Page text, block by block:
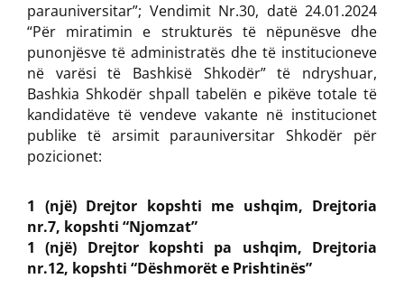
parauniversitar”; Vendimit Nr.30, datë 24.01.2024
“Për miratimin e strukturës të nëpunësve dhe
punonjësve të administratës dhe të institucioneve
në varësi të Bashkisë Shkodër” të ndryshuar,
Bashkia Shkodër shpall tabelën e pikëve totale të
kandidatëve të vendeve vakante në institucionet
publike të arsimit parauniversitar Shkodër për
pozicionet:
1 (një) Drejtor kopshti me ushqim, Drejtoria
nr.7, kopshti “Njomzat”
1 (një) Drejtor kopshti pa ushqim, Drejtoria
nr.12, kopshti “Dëshmorët e Prishtinës”